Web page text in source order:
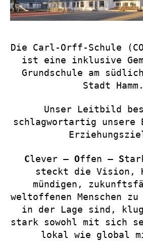
Die Carl-Orff-Schule
ist eine inklusive
Grundschule am
Stadt Hamm.
Unser Leitbild
schlagwortartig unsere
Clever – Offen – S
steckt die Vision,
mündigen,
weltoffenen Menschen
in der Lage sind,
stark sowohl mit sich
lokal wie global